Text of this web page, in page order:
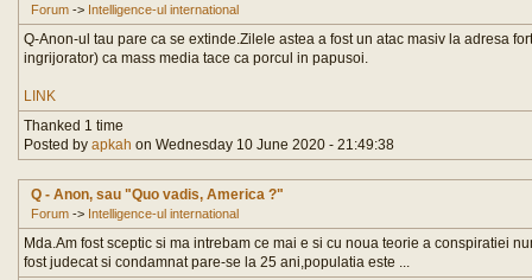
Forum -> Intelligence-ul international
Q-Anon-ul tau pare ca se extinde.Zilele astea a fost un atac masiv la adresa
ingrijorator) ca mass media tace ca porcul in papusoi.
LINK
Thanked 1 time
Posted by apkah on Wednesday 10 June 2020 - 21:49:38
Q - Anon, sau "Quo vadis, America ?"
Forum -> Intelligence-ul international
Mda.Am fost sceptic si ma intrebam ce mai e si cu noua teorie a conspiratiei
fost judecat si condamnat pare-se la 25 ani,populatia este ...